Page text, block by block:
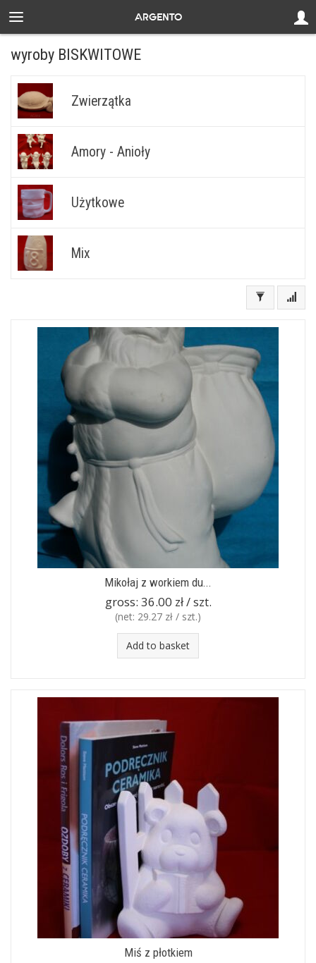
wyroby BISKWITOWE
Zwierzątka
Amory - Anioły
Użytkowe
Mix
Mikołaj z workiem du...
gross: 36.00 zł / szt.
(net: 29.27 zł / szt.)
Add to basket
Miś z płotkiem